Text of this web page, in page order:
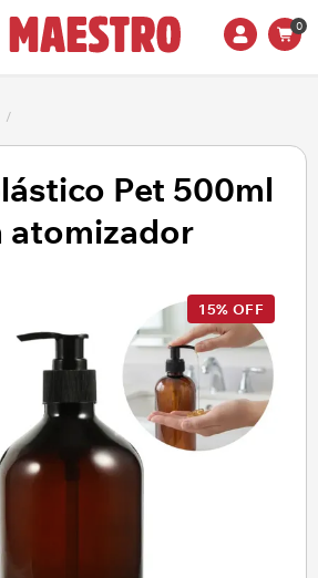
0
/
Pet 500ml
atomizador
15% OFF